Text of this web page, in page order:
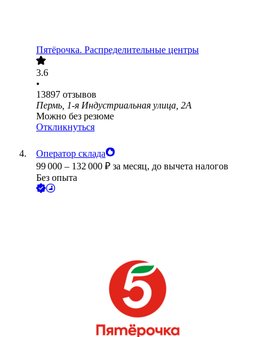
Пятёрочка. Распределительные центры
3.6
•
13897 отзывов
Пермь, 1-я Индустриальная улица, 2А
Можно без резюме
Откликнуться
Оператор склада
99 000 – 132 000 ₽ за месяц, до вычета налогов
Без опыта